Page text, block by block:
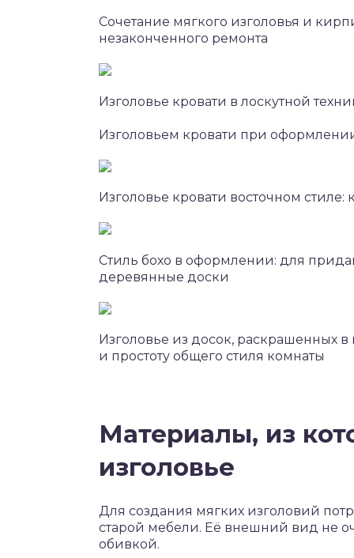
Сочетание мягкого изголовья и
незаконченного ремонта
Изголовье кровати в лоскутной
Изголовьем кровати при
Изголовье кровати восточном
Стиль бохо в оформлении: для
деревянные доски
Изголовье из досок, раскрашенных
и простоту общего стиля комнаты
Материалы, из
изголовье
Для создания мягких изголовий
старой мебели. Её внешний вид не
обивкой.